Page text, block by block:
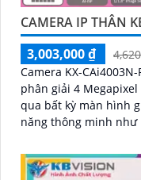
CAMERA IP THÂN
3,003,000 ₫
Camera KX-
phân giải 4
qua bất kỳ màn hình
năng thông minh như
sự kiện thông minh
ninh